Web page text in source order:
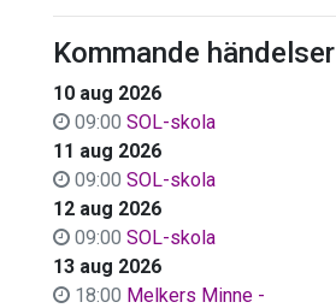
Kommande händelser
10 aug 2026
09:00 SOL-skola
11 aug 2026
09:00 SOL-skola
12 aug 2026
09:00 SOL-skola
13 aug 2026
18:00 Melkers Minne -